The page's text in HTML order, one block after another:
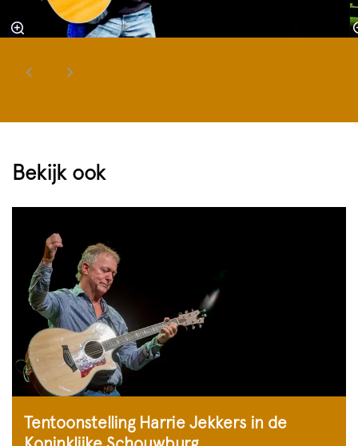
Bekijk ook
Tentoonstelling Harrie Jekkers in de